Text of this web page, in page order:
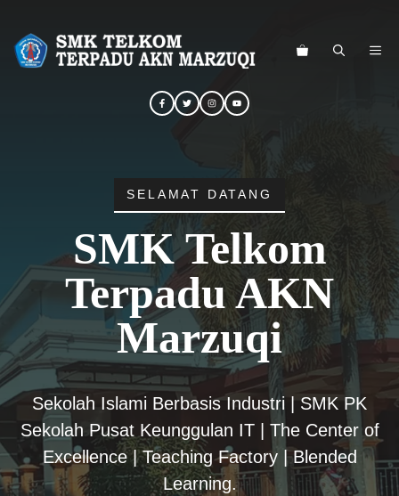
SELAMAT DATANG
SMK Telkom
Terpadu AKN
Marzuqi
Sekolah Islami Berbasis Industri | SMK PK
Sekolah Pusat Keunggulan IT | The Center of
Excellence | Teaching Factory | Blended
Learning.